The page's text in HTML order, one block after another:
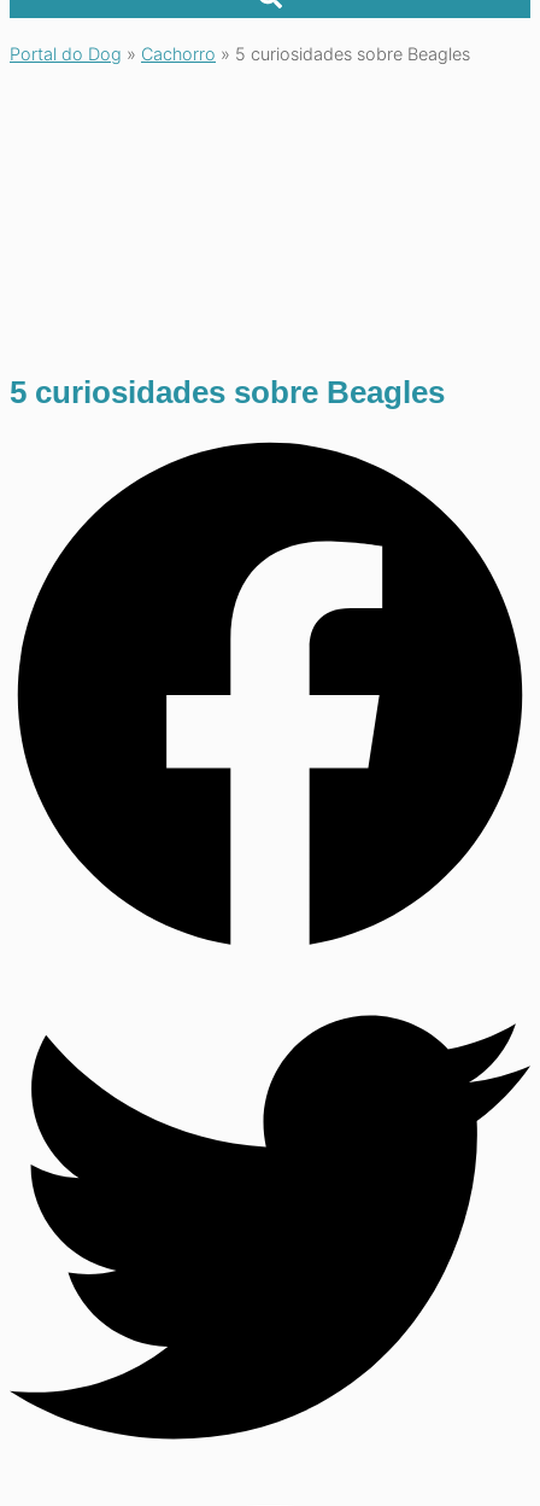
Portal do Dog » Cachorro » 5 curiosidades sobre Beagles
5 curiosidades sobre Beagles